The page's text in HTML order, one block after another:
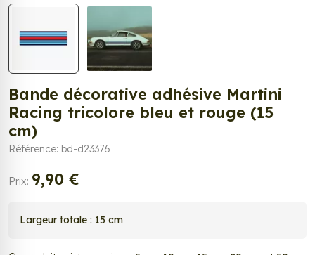
Bande décorative adhésive Martini
Racing tricolore bleu et rouge (15
cm)
Référence: bd-d23376
Prix: 9,90 €
Largeur totale : 15 cm